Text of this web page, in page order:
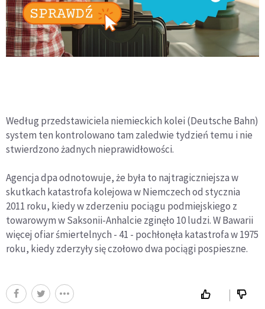
Według przedstawiciela niemieckich kolei (Deutsche Bahn)
system ten kontrolowano tam zaledwie tydzień temu i nie
stwierdzono żadnych nieprawidłowości.
Agencja dpa odnotowuje, że była to najtragiczniejsza w
skutkach katastrofa kolejowa w Niemczech od stycznia
2011 roku, kiedy w zderzeniu pociągu podmiejskiego z
towarowym w Saksonii-Anhalcie zginęło 10 ludzi. W Bawarii
więcej ofiar śmiertelnych - 41 - pochłonęła katastrofa w 1975
roku, kiedy zderzyły się czołowo dwa pociągi pospieszne.